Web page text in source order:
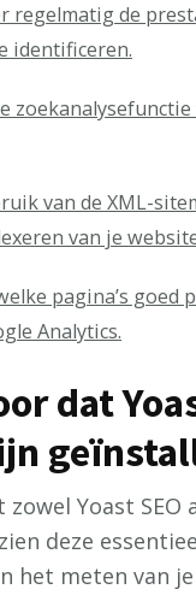
regelmatig de
identificeren.
van de XML-
van je
pagina’s goed
Analytics.
dat
Yoast
deze
het meten van